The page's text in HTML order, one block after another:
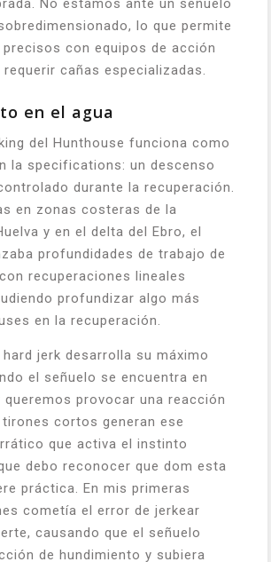
No estamos ante un señuelo
lo que permite
con equipos de acción
cañas especializadas.
en el agua
del Hunthouse funciona como
la specifications: un descenso
durante la recuperación.
en zonas costeras de la
y en el delta del Ebro, el
profundidades de trabajo de
recuperaciones lineales
profundizar algo más
en la recuperación.
jerk desarrolla su máximo
el señuelo se encuentra en
queremos provocar una reacción
cortos generan ese
que activa el instinto
debo reconocer que dom esta
práctica. En mis primeras
cometía el error de jerkear
causando que el señuelo
de hundimiento y subiera